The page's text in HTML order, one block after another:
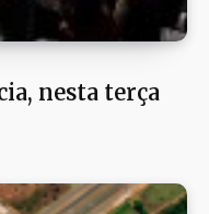
nesta terça